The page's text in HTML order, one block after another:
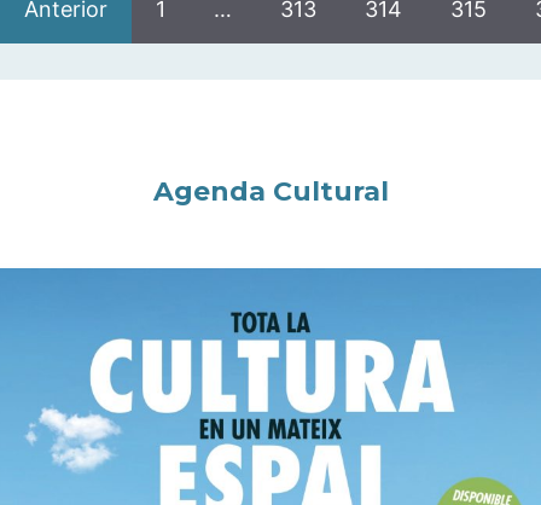
Anterior 1 … 313 314 315
Agenda Cultural